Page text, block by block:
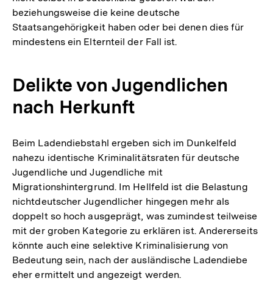
Fußnote
beziehungsweise die keine deutsche
Staatsangehörigkeit haben oder bei denen dies für
mindestens ein Elternteil der Fall ist.
Delikte von Jugendlichen
nach Herkunft
Beim Ladendiebstahl ergeben sich im Dunkelfeld
nahezu identische Kriminalitätsraten für deutsche
Jugendliche und Jugendliche mit
Migrationshintergrund. Im Hellfeld ist die Belastung
nichtdeutscher Jugendlicher hingegen mehr als
doppelt so hoch ausgeprägt, was zumindest teilweise
mit der groben Kategorie zu erklären ist. Andererseits
könnte auch eine selektive Kriminalisierung von
Bedeutung sein, nach der ausländische Ladendiebe
eher ermittelt und angezeigt werden.